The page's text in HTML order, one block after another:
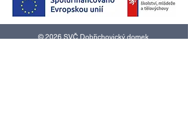
© 2026 SVČ Dobřichovický domek.